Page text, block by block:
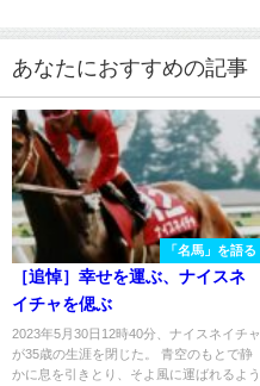
あなたにおすすめの記事
「名馬」を語る
［追悼］幸せを運ぶ、ナイスネ
イチャを偲ぶ
2023年5月30日12時40分、ナイスネイチャ
が35歳の生涯を閉じた。 青空のもとで静
かに息を引きとり、そよ風に運ばれるよう